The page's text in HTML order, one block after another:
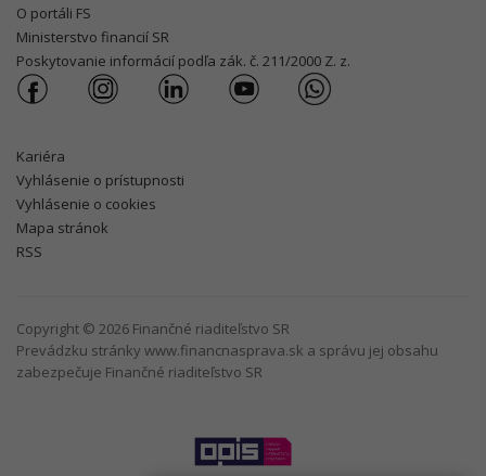
O portáli FS
Ministerstvo financií SR
Poskytovanie informácií podľa zák. č. 211/2000 Z. z.
Kariéra
Vyhlásenie o prístupnosti
Vyhlásenie o cookies
Mapa stránok
RSS
Copyright © 2026 Finančné riaditeľstvo SR
Prevádzku stránky www.financnasprava.sk a správu jej obsahu
zabezpečuje Finančné riaditeľstvo SR